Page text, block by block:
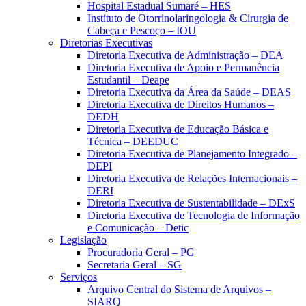
Hospital Estadual Sumaré – HES
Instituto de Otorrinolaringologia & Cirurgia de
Cabeça e Pescoço – IOU
Diretorias Executivas
Diretoria Executiva de Administração – DEA
Diretoria Executiva de Apoio e Permanência
Estudantil – Deape
Diretoria Executiva da Área da Saúde – DEAS
Diretoria Executiva de Direitos Humanos –
DEDH
Diretoria Executiva de Educação Básica e
Técnica – DEEDUC
Diretoria Executiva de Planejamento Integrado –
DEPI
Diretoria Executiva de Relações Internacionais –
DERI
Diretoria Executiva de Sustentabilidade – DExS
Diretoria Executiva de Tecnologia de Informação
e Comunicação – Detic
Legislação
Procuradoria Geral – PG
Secretaria Geral – SG
Serviços
Arquivo Central do Sistema de Arquivos –
SIARQ